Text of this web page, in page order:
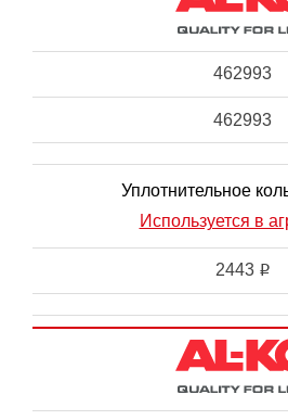
462993
462993
Уплотнительное
Используется в
2443 i